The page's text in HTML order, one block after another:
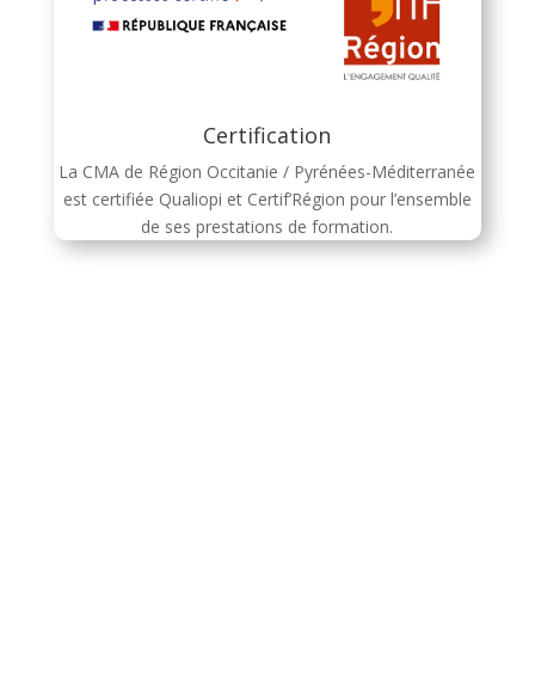
Certification
La CMA de Région Occitanie / Pyrénées-Méditerranée
est certifiée Qualiopi et Certif’Région pour l’ensemble
de ses prestations de formation.